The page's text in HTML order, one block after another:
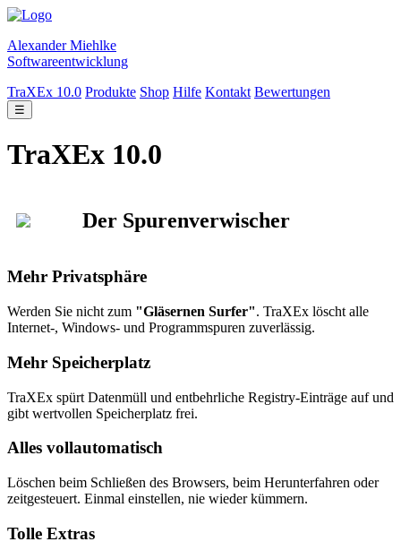
Alexander Miehlke
Softwareentwicklung
TraXEx 10.0 Produkte Shop Hilfe Kontakt Bewertungen
☰
TraXEx 10.0
Der Spurenverwischer
Mehr Privatsphäre
Werden Sie nicht zum "Gläsernen Surfer". TraXEx löscht alle
Internet-, Windows- und Programmspuren zuverlässig.
Mehr Speicherplatz
TraXEx spürt Datenmüll und entbehrliche Registry-Einträge auf und
gibt wertvollen Speicherplatz frei.
Alles vollautomatisch
Löschen beim Schließen des Browsers, beim Herunterfahren oder
zeitgesteuert. Einmal einstellen, nie wieder kümmern.
Tolle Extras